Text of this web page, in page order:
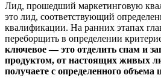
Лид, прошедший маркетинговую
это лид, соответствующий
квалификации. На ранних этапах
переборщить в определении
ключевое — это отделить спам и
продуктом, от настоящих живых
получаете с определенного объема